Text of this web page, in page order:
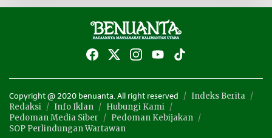
Copyright @ 2020 benuanta. All right reserved
Indeks Berita
Redaksi
Info Iklan
Hubungi Kami
Pedoman Media Siber
Pedoman Kebijakan
SOP Perlindungan Wartawan